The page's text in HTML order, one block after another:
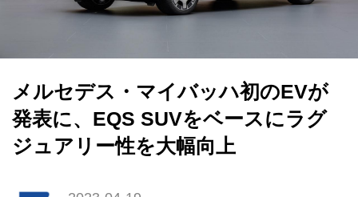
メルセデス・マイバッハ初のEVが
発表に、EQS SUVをベースにラグ
ジュアリー性を大幅向上